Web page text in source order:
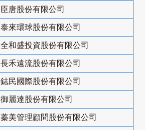
臣唐股份有限公司
泰來環球股份有限公司
全和盛投資股份有限公司
長禾遠流股份有限公司
鋕民國際股份有限公司
御麗達股份有限公司
蓁美管理顧問股份有限公司